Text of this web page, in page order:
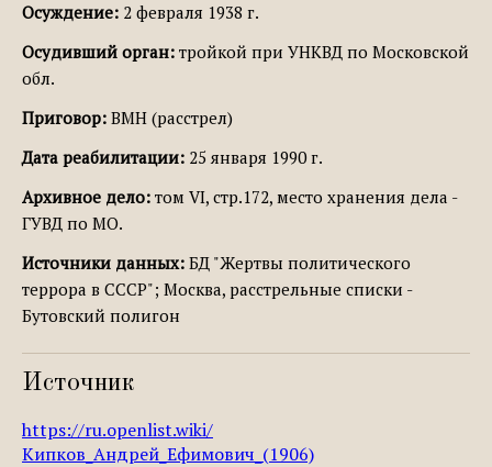
Осуждение: 2 февраля 1938 г.
Осудивший орган: тройкой при УНКВД по Московской
обл.
Приговор: ВМН (расстрел)
Дата реабилитации: 25 января 1990 г.
Архивное дело: том VI, стр.172, место хранения дела -
ГУВД по МО.
Источники данных: БД "Жертвы политического
террора в СССР"; Москва, расстрельные списки -
Бутовский полигон
Источник
https://ru.openlist.wiki/
Кипков_Андрей_Ефимович_(1906)